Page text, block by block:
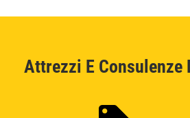
Attrezzi E Consulenze